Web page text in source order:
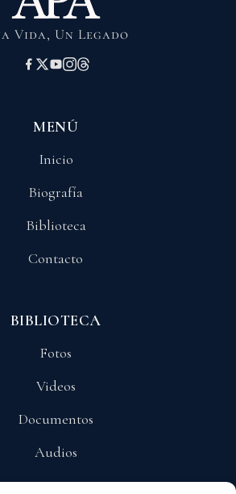
Vida, Un Legado
MENÚ
Inicio
Biografía
Biblioteca
Contacto
BIBLIOTECA
Fotos
Videos
Documentos
Audios